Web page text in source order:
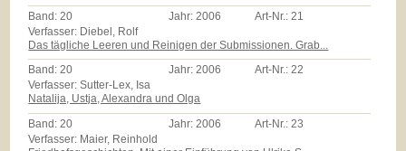
Band: 20 Jahr: 2006 Art-Nr.: 21
Verfasser: Diebel, Rolf
Das tägliche Leeren und Reinigen der Submissionen. Grab...
Band:20 Jahr:2006 Art-Nr.:22
Verfasser: Sutter-Lex, Isa
Natalija, Ustja, Alexandra und Olga
Band: 20 Jahr: 2006 Art-Nr.: 23
Verfasser: Maier, Reinhold